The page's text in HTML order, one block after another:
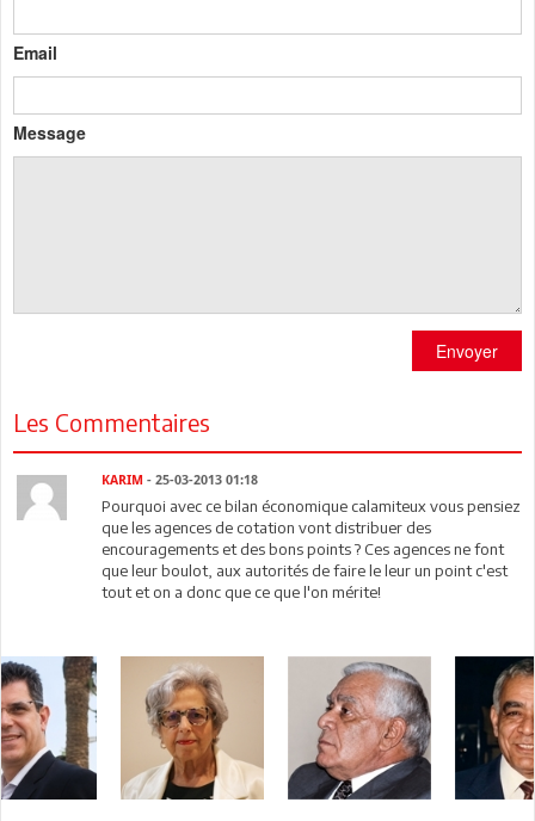
Email
Message
Envoyer
Les Commentaires
KARIM - 25-03-2013 01:18
Pourquoi avec ce bilan économique calamiteux vous pensiez
que les agences de cotation vont distribuer des
encouragements et des bons points ? Ces agences ne font
que leur boulot, aux autorités de faire le leur un point c'est
tout et on a donc que ce que l'on mérite!